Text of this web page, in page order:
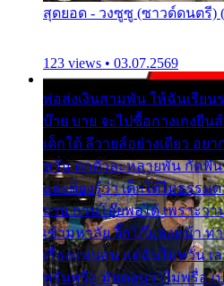
สุดยอด - วงซูซู (ซาวด์ดนตรี)
123 views • 03.07.2569
พ่อส่งเงินสามพัน ให้ฉันเรีย
บ๊าย บาย จะไปซื้อกางเกงยีน
เด็กใต้ ลีวายส์อย่างเดียว อย
หวั่น ตกตัวละหลายพัน กัดฟัน
และต้องรู้ว่า เด็กใต้ไม่ธรรม
ยวน กวนโอ๊ยพอได้ เพราะว่
เข้ามหาลัย จิ๊กโก๊มองหน้า ท่
เรื่องแน่นอน แต่ฉันไม่หวั่น เ
พรั่นพรือ มันตอบว่าไม่พรื่อ เ